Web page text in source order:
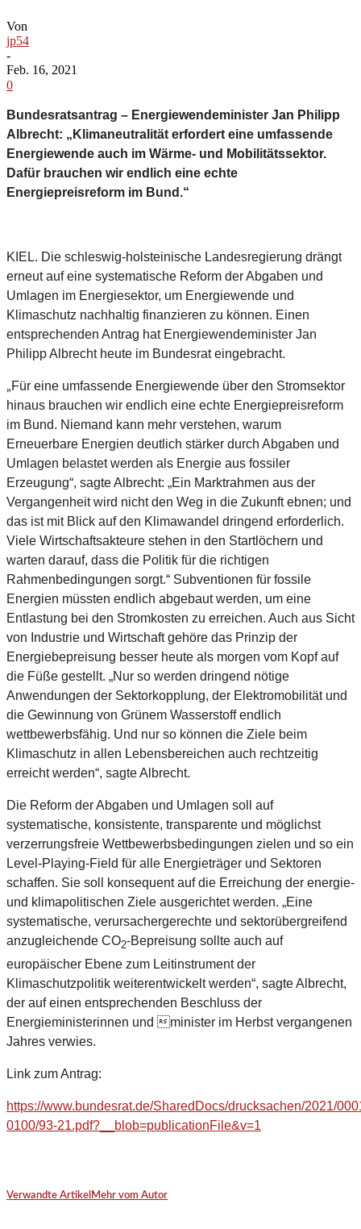
Von
jp54
-
Feb. 16, 2021
0
Bundesratsantrag – Energiewendeminister Jan Philipp
Albrecht: „Klimaneutralität erfordert eine umfassende
Energiewende auch im Wärme- und Mobilitätssektor.
Dafür brauchen wir endlich eine echte
Energiepreisreform im Bund.“
KIEL. Die schleswig-holsteinische Landesregierung drängt
erneut auf eine systematische Reform der Abgaben und
Umlagen im Energiesektor, um Energiewende und
Klimaschutz nachhaltig finanzieren zu können. Einen
entsprechenden Antrag hat Energiewendeminister Jan
Philipp Albrecht heute im Bundesrat eingebracht.
„Für eine umfassende Energiewende über den Stromsektor
hinaus brauchen wir endlich eine echte Energiepreisreform
im Bund. Niemand kann mehr verstehen, warum
Erneuerbare Energien deutlich stärker durch Abgaben und
Umlagen belastet werden als Energie aus fossiler
Erzeugung“, sagte Albrecht: „Ein Marktrahmen aus der
Vergangenheit wird nicht den Weg in die Zukunft ebnen; und
das ist mit Blick auf den Klimawandel dringend erforderlich.
Viele Wirtschaftsakteure stehen in den Startlöchern und
warten darauf, dass die Politik für die richtigen
Rahmenbedingungen sorgt.“ Subventionen für fossile
Energien müssten endlich abgebaut werden, um eine
Entlastung bei den Stromkosten zu erreichen. Auch aus Sicht
von Industrie und Wirtschaft gehöre das Prinzip der
Energiebepreisung besser heute als morgen vom Kopf auf
die Füße gestellt. „Nur so werden dringend nötige
Anwendungen der Sektorkopplung, der Elektromobilität und
die Gewinnung von Grünem Wasserstoff endlich
wettbewerbsfähig. Und nur so können die Ziele beim
Klimaschutz in allen Lebensbereichen auch rechtzeitig
erreicht werden“, sagte Albrecht.
Die Reform der Abgaben und Umlagen soll auf
systematische, konsistente, transparente und möglichst
verzerrungsfreie Wettbewerbsbedingungen zielen und so ein
Level-Playing-Field für alle Energieträger und Sektoren
schaffen. Sie soll konsequent auf die Erreichung der energie-
und klimapolitischen Ziele ausgerichtet werden. „Eine
systematische, verursachergerechte und sektorübergreifend
anzugleichende CO2-Bepreisung sollte auch auf
europäischer Ebene zum Leitinstrument der
Klimaschutzpolitik weiterentwickelt werden“, sagte Albrecht,
der auf einen entsprechenden Beschluss der
Energieministerinnen und minister im Herbst vergangenen
Jahres verwies.
Link zum Antrag:
https://www.bundesrat.de/SharedDocs/drucksachen/2021/
0100/93-21.pdf?__blob=publicationFile&v=1
Verwandte Artikel Mehr vom Autor